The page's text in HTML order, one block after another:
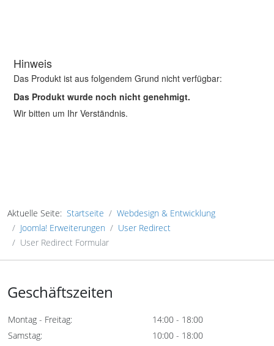
Aktuelle Seite: Startseite
Webdesign & Entwicklung
Joomla! Erweiterungen
User Redirect
User Redirect Formular
Geschäftszeiten
Montag - Freitag:
14:00 - 18:00
Samstag:
10:00 - 18:00